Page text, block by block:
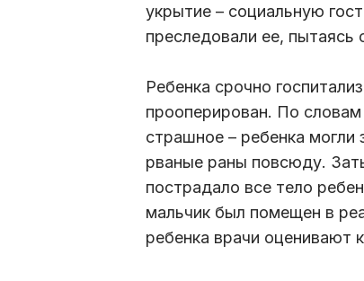
укрытие – социальную
преследовали ее,
Ребенка срочно
прооперирован. По
страшное – ребенка могли
рваные раны повсюду.
пострадало все тело
мальчик был помещен в
ребенка врачи оценивают